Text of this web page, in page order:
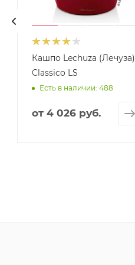
Кашпо Lechuza (Лечуза)
Classico LS
Есть в наличии: 488
от 4 026 руб.